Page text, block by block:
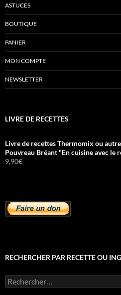
ASTUCES
BOUTIQUE
PANIER
MON COMPTE
NEWSLETTER
LIVRE DE RECETTES
Livre de recettes Thermomix ou
Pouvreau Bréant "En cuisine avec le
9,90€
RECHERCHER PAR RECETTE OU
Rechercher :